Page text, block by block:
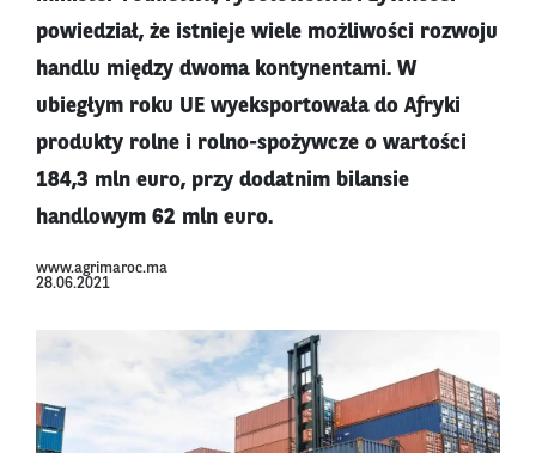
powiedział, że istnieje wiele możliwości rozwoju
handlu między dwoma kontynentami. W
ubiegłym roku UE wyeksportowała do Afryki
produkty rolne i rolno-spożywcze o wartości
184,3 mln euro, przy dodatnim bilansie
handlowym 62 mln euro.
www.agrimaroc.ma
28.06.2021